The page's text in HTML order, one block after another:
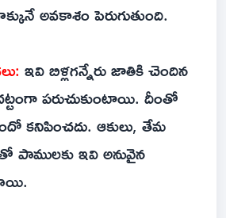
అవకాశం పెరుగుతుంది.
ఇవి బిళ్లగన్నేరు జాతికి చెందిన
పరుచుకుంటాయి. దీంతో
కనిపించదు. ఆకులు, తేమ
పాములకు ఇవి అనువైన